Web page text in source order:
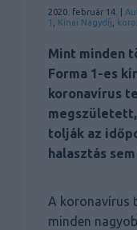
2020. február 14. |
1 , Kínai Nagydíj,
Mint minden
Forma 1-es
koronavírus
tolják az
halasztás
A koronavírus
minden